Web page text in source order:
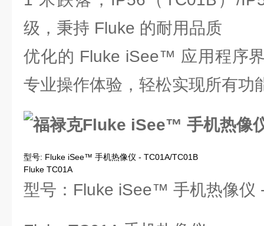
级，秉持 Fluke 的耐用品质
优化的 Fluke iSee™ 应用程序
专业操作体验，轻松实现所有功
型号: Fluke iSee™ 手机热像仪 - TC01A/TC01B
Fluke TC01A
型号：Fluke iSee™ 手机热像仪